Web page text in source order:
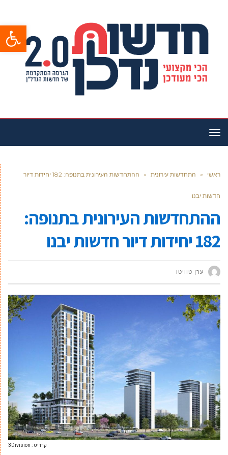
פתח
תפריט
ראשי » התחדשות עירונית » ההתחדשות העירונית בתנופה: 182 יחידות דיור
חדשות יבנו
ההתחדשות העירונית בתנופה:
182 יחידות דיור חדשות יבנו
ערן טוויטו
קרדיט : 3Division